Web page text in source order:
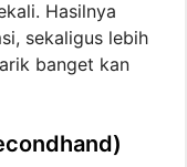
Hasilnya
sekaligus lebih
banget kan